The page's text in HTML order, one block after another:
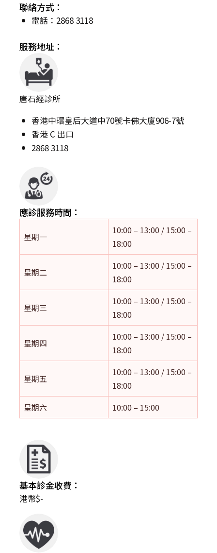
聯絡方式：
電話：2868 3118
服務地址：
唐石經診所
香港中環皇后大道中70號卡佛大廈906-7號
香港 C 出口
2868 3118
應診服務時間：
星期一
10:00 – 13:00 / 15:00 –
18:00
星期二
10:00 – 13:00 / 15:00 –
18:00
星期三
10:00 – 13:00 / 15:00 –
18:00
星期四
10:00 – 13:00 / 15:00 –
18:00
星期五
10:00 – 13:00 / 15:00 –
18:00
星期六
10:00 – 15:00
基本診金收費：
港幣$-